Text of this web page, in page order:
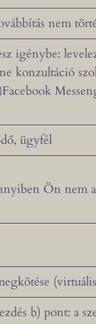
nem
igénybe:
konzultáció
ügyfél
Ön
b) pont: a